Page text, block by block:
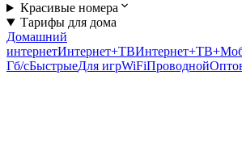
Красивые номера
Тарифы для дома
Домашний
интернетИнтернет+ТВ
Гб/cБыстрыеДля игрWiFiПроводной